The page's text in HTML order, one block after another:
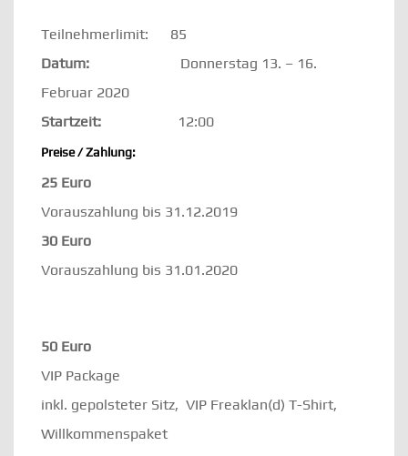
Teilnehmerlimit: 85
Datum:
Donnerstag 13. – 16.
Februar 2020
Startzeit:
12:00
Preise / Zahlung:
25 Euro
Vorauszahlung bis 31.12.2019
30 Euro
Vorauszahlung bis 31.01.2020
50 Euro
VIP Package
inkl. gepolsteter Sitz, VIP Freaklan(d) T-Shirt,
Willkommenspaket